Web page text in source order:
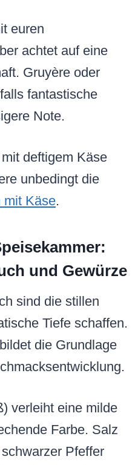
euren
achtet auf eine
Gruyère oder
fantastische
Note.
deftigem Käse
unbedingt die
mit Käse.
und Gewürze
sind die stillen
Tiefe schaffen.
die Grundlage
verleiht eine milde
Farbe. Salz
Pfeffer